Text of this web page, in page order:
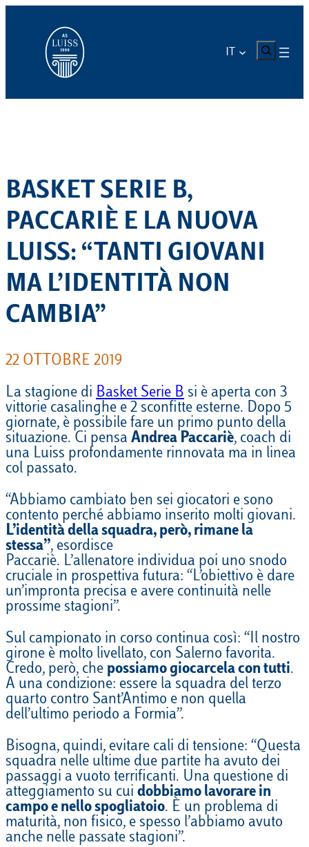
contenuto
CERCA
BASKET SERIE B,
PACCARIÈ E LA NUOVA
LUISS: “TANTI GIOVANI
MA L’IDENTITÀ NON
CAMBIA”
22 OTTOBRE 2019
La stagione di Basket Serie B si è aperta con 3
vittorie casalinghe e 2 sconfitte esterne. Dopo 5
giornate, è possibile fare un primo punto della
situazione. Ci pensa Andrea Paccariè, coach di
una Luiss profondamente rinnovata ma in linea
col passato.
“Abbiamo cambiato ben sei giocatori e sono
contento perché abbiamo inserito molti giovani.
L’identità della squadra, però, rimane la
stessa”, esordisce
Paccariè. L’allenatore individua poi uno snodo
cruciale in prospettiva futura: “L’obiettivo è dare
un’impronta precisa e avere continuità nelle
prossime stagioni”.
Sul campionato in corso continua così: “Il nostro
girone è molto livellato, con Salerno favorita.
Credo, però, che possiamo giocarcela con tutti.
A una condizione: essere la squadra del terzo
quarto contro Sant’Antimo e non quella
dell’ultimo periodo a Formia”.
Bisogna, quindi, evitare cali di tensione: “Questa
squadra nelle ultime due partite ha avuto dei
passaggi a vuoto terrificanti. Una questione di
atteggiamento su cui dobbiamo lavorare in
campo e nello spogliatoio. È un problema di
maturità, non fisico, e spesso l’abbiamo avuto
anche nelle passate stagioni”.